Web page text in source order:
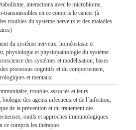
interactions avec le microbiome,
transmissibles en ce compris le cancer (à
troubles du système nerveux et des maladies
du système nerveux, homéostasie et
physiologie et physiopathologie du système
des systèmes et modélisation, bases
processus cognitifs et du comportement,
et mentaux
troubles associés et leurs
biologie des agents infectieux et de l’infection,
de la prévention et du traitement des
outils et approches immunologiques
ce compris les thérapies